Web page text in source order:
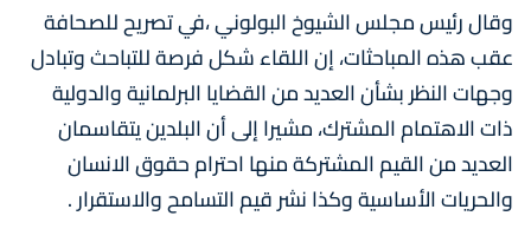
وقال رئيس مجلس الشيوخ البولوني ،في تصريح للصحافة
عقب هذه المباحثات، إن اللقاء شكل فرصة للتباحث وتبادل
وجهات النظر بشأن العديد من القضايا البرلمانية والدولية
ذات الاهتمام المشترك، مشيرا إلى أن البلدين يتقاسمان
العديد من القيم المشتركة منها احترام حقوق الانسان
والحريات الأساسية وكذا نشر قيم التسامح والاستقرار .